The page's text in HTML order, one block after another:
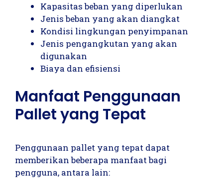
Kapasitas beban yang diperlukan
Jenis beban yang akan diangkat
Kondisi lingkungan penyimpanan
Jenis pengangkutan yang akan
digunakan
Biaya dan efisiensi
Manfaat Penggunaan
Pallet yang Tepat
Penggunaan pallet yang tepat dapat
memberikan beberapa manfaat bagi
pengguna, antara lain: